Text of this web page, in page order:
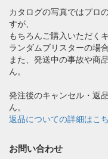
カタログの写真ではプロ
すが、
もちろんご購入いただく
ランダムブリスターの場
また、発送中の事故や商
ん。
発注後のキャンセル・返
ん。
返品についての詳細はこ
お問い合わせ